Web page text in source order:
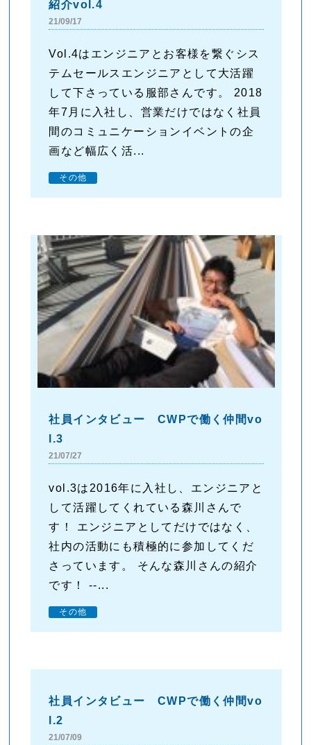
紹介vol.4
21/09/17
Vol.4はエンジニアとお客様を繋ぐシス
テムセールスエンジニアとして大活躍
して下さっている服部さんです。 2018
年7月に入社し、営業だけではなく社員
間のコミュニケーションイベントの企
画など幅広く活...
その他
社員インタビュー CWPで働く仲間vo
l.3
21/07/27
vol.3は2016年に入社し、エンジニアと
して活躍してくれている森川さんで
す！ エンジニアとしてだけではなく、
社内の活動にも積極的に参加してくだ
さっています。 そんな森川さんの紹介
です！ --...
その他
社員インタビュー CWPで働く仲間vo
l.2
21/07/09